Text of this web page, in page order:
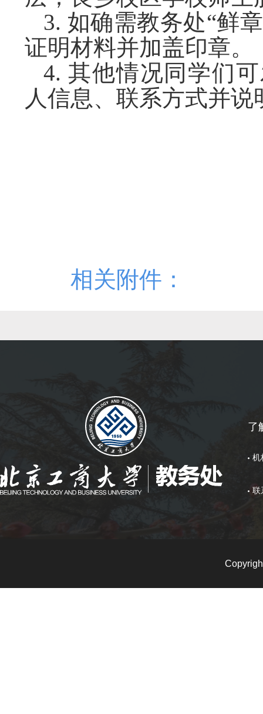
3. 如确需教务处“鲜
证明材料并加盖印章。
4. 其他情况同学们
人信息、联系方式并
相关附件：
了
机
联